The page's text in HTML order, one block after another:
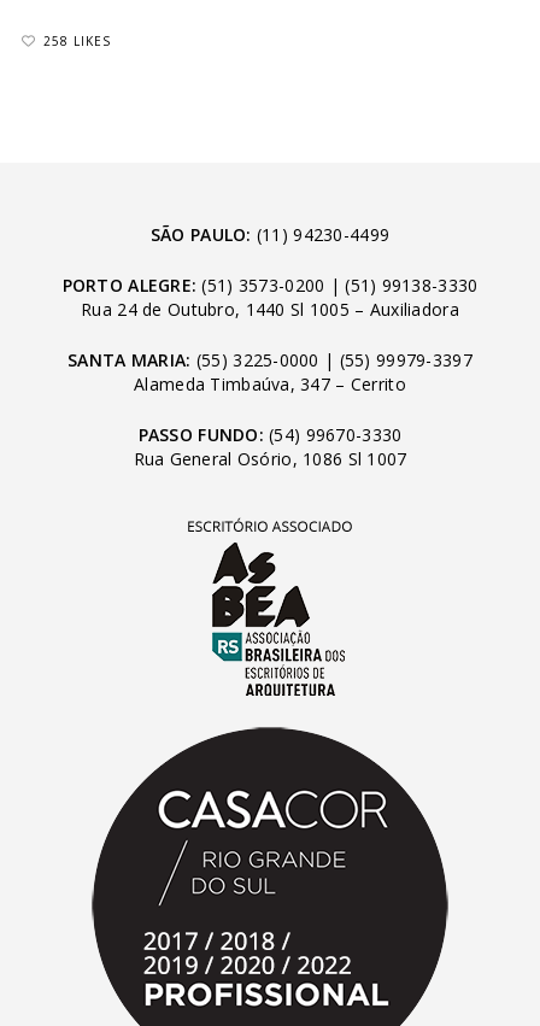
258 LIKES
SÃO PAULO: (11) 94230-4499
PORTO ALEGRE: (51) 3573-0200 |(51) 99138-3330
Rua 24 de Outubro, 1440 Sl 1005 – Auxiliadora
SANTA MARIA: (55) 3225-0000 | (55) 99979-3397
Alameda Timbaúva, 347 – Cerrito
PASSO FUNDO: (54) 99670-3330
Rua General Osório, 1086 Sl 1007